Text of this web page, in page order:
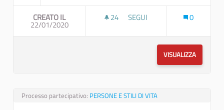
CREATO IL
22/01/2020
24 24 SOSTENITORI
SEGUI 0
VISUALIZZA
Processo partecipativo: PERSONE E STILI DI VITA